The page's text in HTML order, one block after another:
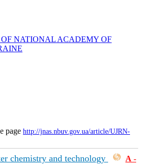
NATIONAL ACADEMY OF
page http://jnas.nbuv.gov.ua/article/UJRN-
chemistry and technology А -